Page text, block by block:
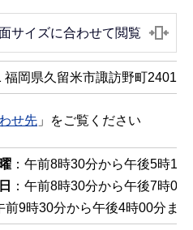
サイズに合わせて閲覧
福岡県久留米市諏訪野町2401
せ先 」をご覧ください
：午前8時30分から午後5時15
：午前8時30分から午後7時00
前9時30分から午後4時00分まで